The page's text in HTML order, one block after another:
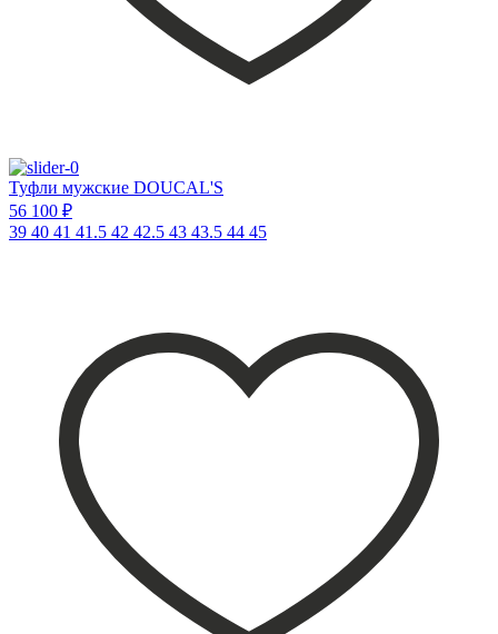
Туфли мужские DOUCAL'S
56 100 ₽
39 40 41 41.5 42 42.5 43 43.5 44 45